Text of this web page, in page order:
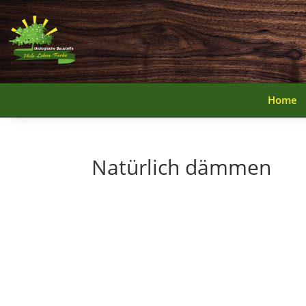
Home
Home
Natürlich dämmen